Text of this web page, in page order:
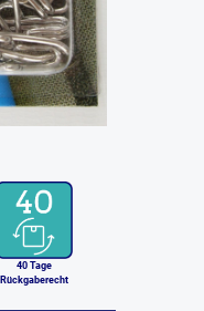
40 Tage
Rückgaberecht